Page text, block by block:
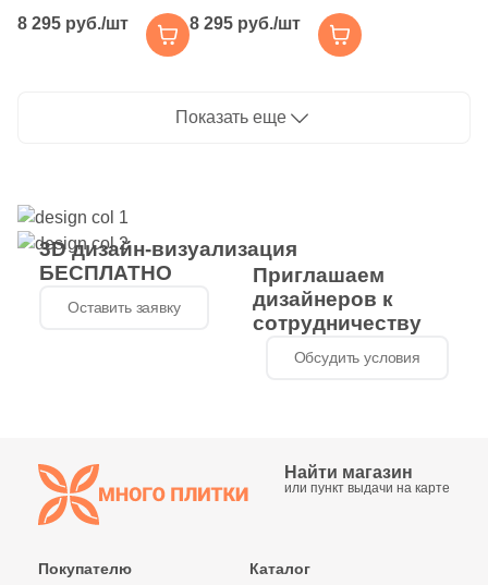
Grip Ang.Dx / Магма
Фог Грип 33x60
8 295 руб./шт
Grip Ang.Dx / Магма
Сильвер Грип 33x60
8 295 руб./шт
Показать еще
3D дизайн-визуализация
БЕСПЛАТНО
Оставить заявку
Приглашаем
дизайнеров к
сотрудничеству
Обсудить условия
Найти магазин
или пункт выдачи на карте
Покупателю Каталог